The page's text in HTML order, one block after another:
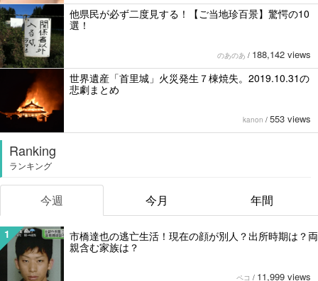
他県民が必ず二度見する！【ご当地珍百景】驚愕の10
選！
のあのあ / 188,142 views
世界遺産「首里城」火災発生７棟焼失。2019.10.31の
悲劇まとめ
kanon / 553 views
Ranking
ランキング
今週 今月 年間
1
市橋達也の逃亡生活！現在の顔が別人？出所時期は？両
親含む家族は？
ペコ / 11,999 views